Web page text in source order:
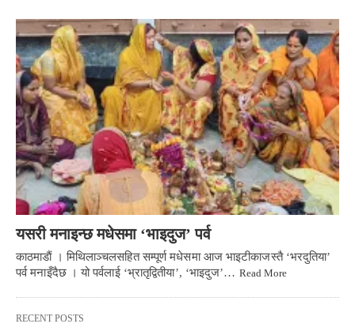
यसरी मनाइन्छ मधेसमा ‘भाइदुज’ पर्व
काठमाडाैं । मिथिलाञ्चलसहित सम्पूर्ण मधेसमा आज भाइटीकाजस्तै ‘भरदुतिया’
पर्व मनाइँदैछ । यो पर्वलाई ‘भ्रातृद्वितीया’, ‘भाइदुज’… Read More
RECENT POSTS